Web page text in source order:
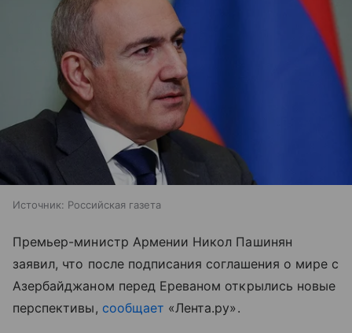
Источник: Российская газета
Премьер-министр Армении Никол Пашинян
заявил, что после подписания соглашения о мире с
Азербайджаном перед Ереваном открылись новые
перспективы, сообщает «Лента.ру».